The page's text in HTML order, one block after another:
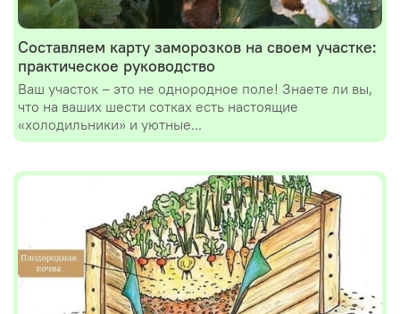
Составляем карту заморозков на своем участке:
практическое руководство
Ваш участок – это не однородное поле! Знаете ли вы,
что на ваших шести сотках есть настоящие
«холодильники» и уютные...